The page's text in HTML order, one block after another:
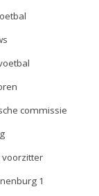
commissie
voorzitter
1